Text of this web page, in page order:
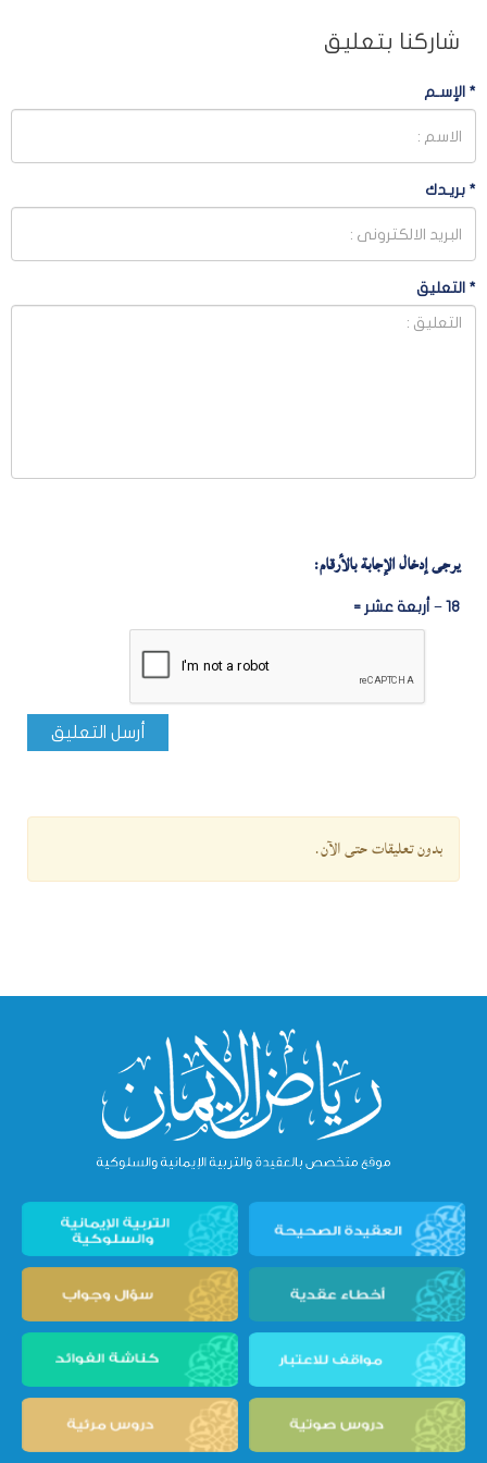
شاركنا بتعليق
* الإسـم
* بريـدك
* التعليق
يرجى إدخال الإجابة بالأرقام:
18 − أربعة عشر =
أرسل التعليق
بدون تعليقات حتى الآن.